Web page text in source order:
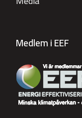
Medlem i EEF